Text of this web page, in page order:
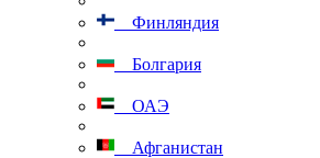
Финляндия
Болгария
ОАЭ
Афганистан